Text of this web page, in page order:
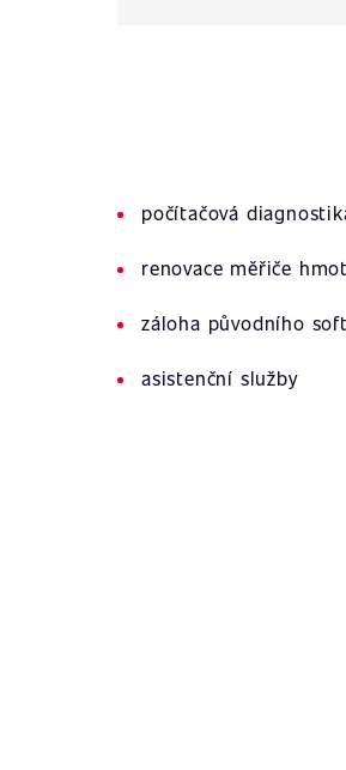
počítačová
renovace měřiče
záloha původního
asistenční služby